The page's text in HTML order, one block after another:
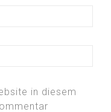
in diesem